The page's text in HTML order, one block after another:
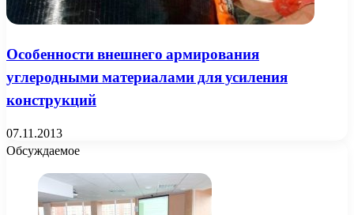
Особенности внешнего армирования
углеродными материалами для усиления
конструкций
07.11.2013
Обсуждаемое